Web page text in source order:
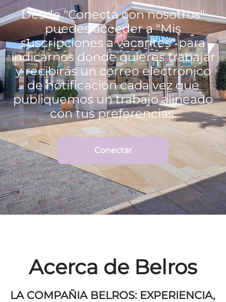
Desde "Conecta con nosotros"
puedes acceder a "Mis
suscripciones a vacantes" para
indicarnos donde quieres trabajar
y recibirás un correo electrónico
de notificación cada vez que
publiquemos un trabajo alineado
con tus preferencias.
Conectar
Acerca de Belros
LA COMPAÑIA BELROS: EXPERIENCIA,